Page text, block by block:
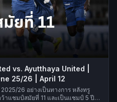
vs. Ayutthaya United |
25/26 | April 12
26 อย่างเป็นทางการ หลังทรู
าแชมป์สมัยที่ 11 และเป็นแชมป์ 5 ปี